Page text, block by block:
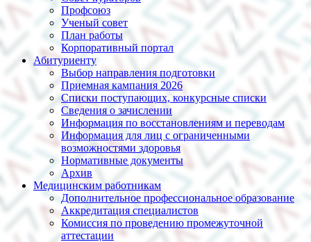
Профсоюз
Ученый совет
План работы
Корпоративный портал
Абитуриенту
Выбор направления подготовки
Приемная кампания 2026
Списки поступающих, конкурсные списки
Сведения о зачислении
Информация по восстановлениям и переводам
Информация для лиц с ограниченными
возможностями здоровья
Нормативные документы
Архив
Медицинским работникам
Дополнительное профессиональное образование
Аккредитация специалистов
Комиссия по проведению промежуточной
аттестации